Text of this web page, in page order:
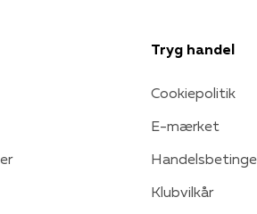
Tryg handel
Cookiepolitik
E-mærket
Klubvilkår